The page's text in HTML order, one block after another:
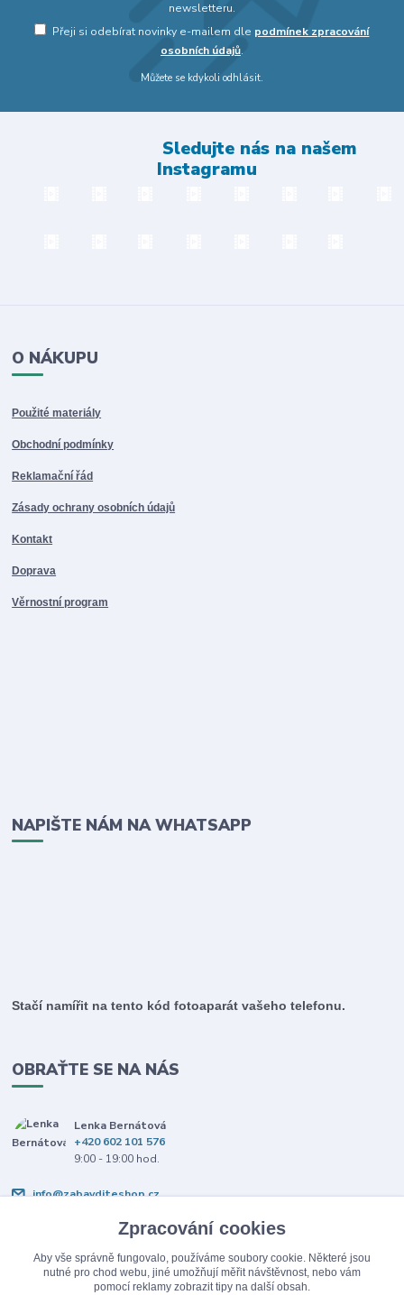
newsletteru.
Přeji si odebírat novinky e-mailem dle podmínek zpracování
osobních údajů.
Můžete se kdykoli odhlásit.
Sledujte nás na našem
Instagramu
O NÁKUPU
Použité materiály
Obchodní podmínky
Reklamační řád
Zásady ochrany osobních údajů
Kontakt
Doprava
Věrnostní program
NAPIŠTE NÁM NA WHATSAPP
Stačí namířit na tento kód fotoaparát vašeho telefonu.
OBRAŤTE SE NA NÁS
Lenka Bernátová
+420 602 101 576
9:00 - 19:00 hod.
info@zabavditeshop.cz
Zpracování cookies
Aby vše správně fungovalo, používáme soubory cookie. Některé jsou
nutné pro chod webu, jiné umožňují měřit návštěvnost, nebo vám
pomocí reklamy zobrazit tipy na další obsah.